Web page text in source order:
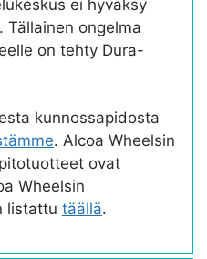
ei hyväksy
ongelma
on tehty Dura-
kunnossapidosta
. Alcoa Wheelsin
ovat
Wheelsin
listattu täällä.